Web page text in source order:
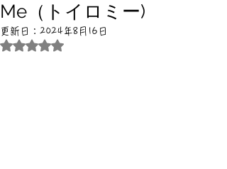
Me（トイロミー)
更新日： 2024年8月16日
5つ星のうちNaNと評価されています。